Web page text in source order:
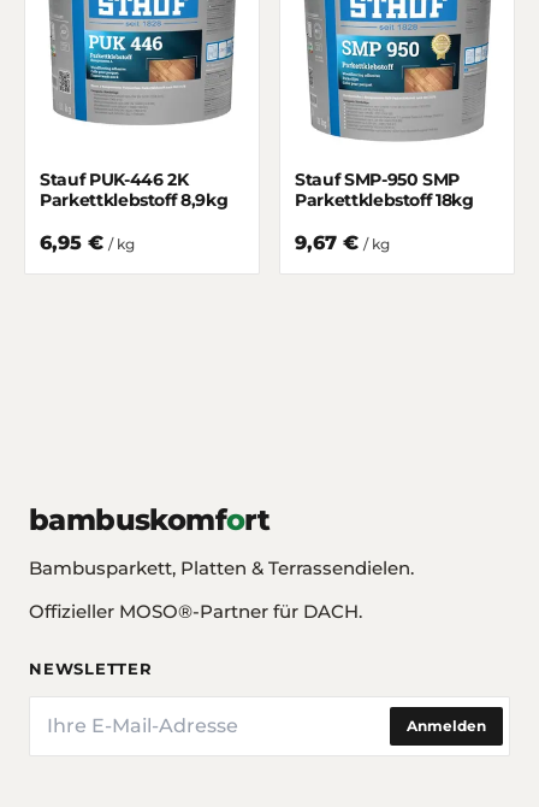
Stauf PUK-446 2K
Parkettklebstoff 8,9kg
6,95 € / kg
Stauf SMP-950 SMP
Parkettklebstoff 18kg
9,67 € / kg
bambuskomfort
Bambusparkett, Platten & Terrassendielen.
Offizieller MOSO®-Partner für DACH.
NEWSLETTER
E-Mail
Anmelden